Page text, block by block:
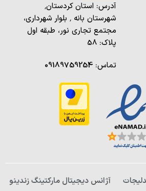
آدرس: استان کردستان٬
شهرستان بانه ٬ بلوار شهرداری،
مجتمع تجاری نور، طبقه اول
پلاک: 58
تماس: 09189759254
آژانس دیجیتال مارکتینگ زندینو